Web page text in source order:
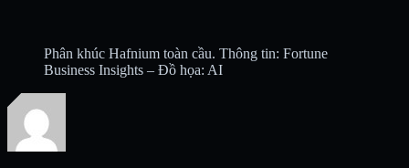
Phân khúc Hafnium toàn cầu. Thông tin: Fortune
Business Insights – Đồ họa: AI